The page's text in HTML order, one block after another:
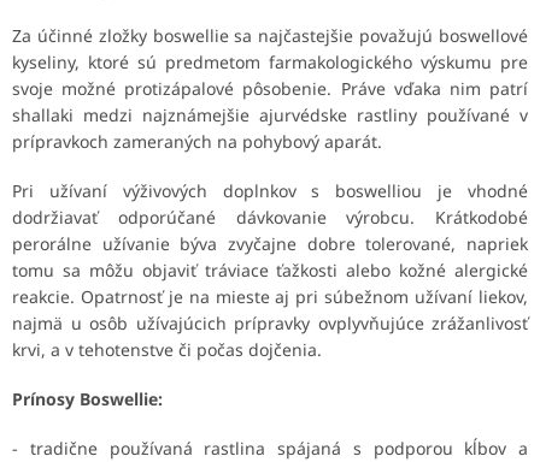
Za účinné zložky boswellie sa najčastejšie považujú boswellové
kyseliny, ktoré sú predmetom farmakologického výskumu pre
svoje možné protizápalové pôsobenie. Práve vďaka nim patrí
shallaki medzi najznámejšie ajurvédske rastliny používané v
prípravkoch zameraných na pohybový aparát.
Pri užívaní výživových doplnkov s boswelliou je vhodné
dodržiavať odporúčané dávkovanie výrobcu. Krátkodobé
perorálne užívanie býva zvyčajne dobre tolerované, napriek
tomu sa môžu objaviť tráviace ťažkosti alebo kožné alergické
reakcie. Opatrnosť je na mieste aj pri súbežnom užívaní liekov,
najmä u osôb užívajúcich prípravky ovplyvňujúce zrážanlivosť
krvi, a v tehotenstve či počas dojčenia.
Prínosy Boswellie:
- tradične používaná rastlina spájaná s podporou kĺbov a